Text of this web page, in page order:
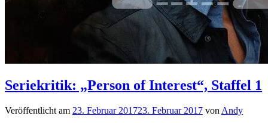
Seriekritik: „Person of Interest“, Staffel 1
Veröffentlicht am 23. Februar 201723. Februar 2017 von Andy